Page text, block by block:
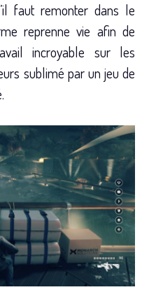
faut remonter dans le
reprenne vie afin de
incroyable sur les
sublimé par un jeu de